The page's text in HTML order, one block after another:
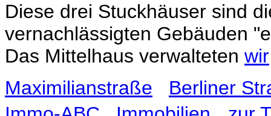
Diese drei Stuckhäuser sind
vernachlässigten Gebäuden
Das Mittelhaus verwalteten wir
Maximilianstraße
Berliner